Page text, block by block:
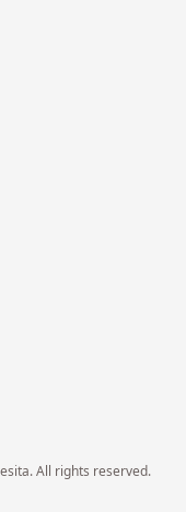
All rights reserved.